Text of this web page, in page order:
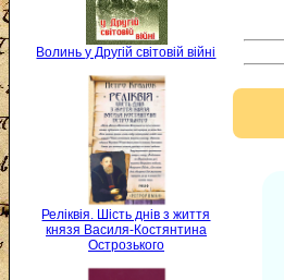
Волинь у Другій світовій війні
Реліквія. Шість днів з життя
князя Василя-Костянтина
Острозького